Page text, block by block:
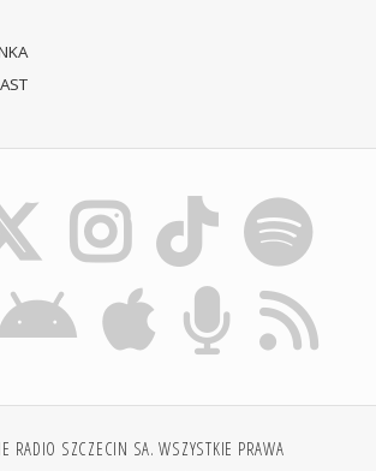
RADIO SZCZECIN SA. WSZYSTKIE PRAWA